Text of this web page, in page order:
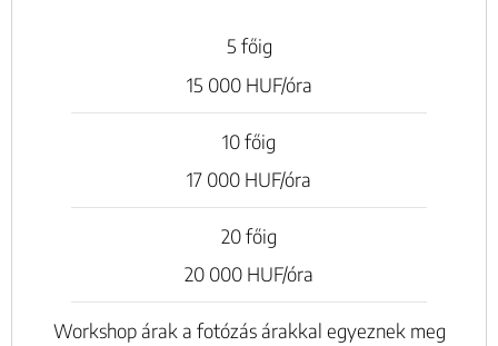
5 főig
15 000 HUF/óra
10 főig
17 000 HUF/óra
20 főig
20 000 HUF/óra
Workshop árak a fotózás árakkal egyeznek meg